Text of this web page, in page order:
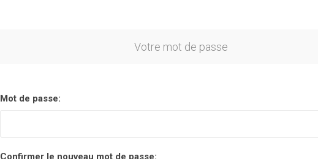
Votre mot de passe
Mot de passe:
Confirmer le nouveau mot de passe: